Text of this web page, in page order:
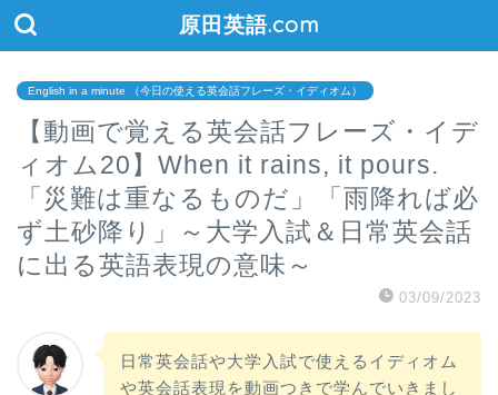
原田英語.com
English in a minute （今日の使える英会話フレーズ・イディオム）
【動画で覚える英会話フレーズ・イデ
ィオム20】When it rains, it pours.
「災難は重なるものだ」「雨降れば必
ず土砂降り」～大学入試＆日常英会話
に出る英語表現の意味～
03/09/2023
日常英会話や大学入試で使えるイディオム
や英会話表現を動画つきで学んでいきまし